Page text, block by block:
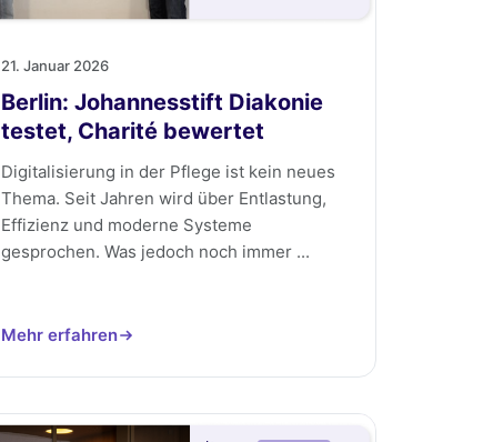
21. Januar 2026
Berlin: Johannesstift Diakonie
testet, Charité bewertet
Digitalisierung in der Pflege ist kein neues
Thema. Seit Jahren wird über Entlastung,
Effizienz und moderne Systeme
gesprochen. Was jedoch noch immer ...
Mehr erfahren